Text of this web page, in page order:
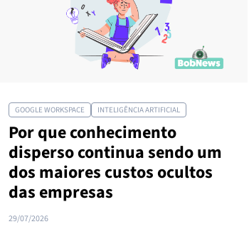
GOOGLE WORKSPACE INTELIGÊNCIA ARTIFICIAL
Por que conhecimento
disperso continua sendo um
dos maiores custos ocultos
das empresas
29/07/2026